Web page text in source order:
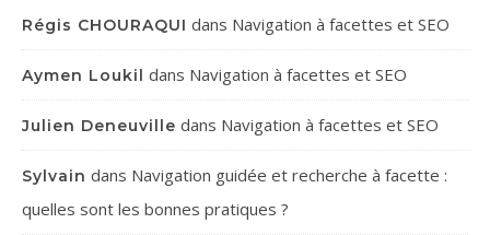
Régis CHOURAQUI dans Navigation à facettes et SEO
Aymen Loukil dans Navigation à facettes et SEO
Julien Deneuville dans Navigation à facettes et SEO
Sylvain dans Navigation guidée et recherche à facette :
quelles sont les bonnes pratiques ?